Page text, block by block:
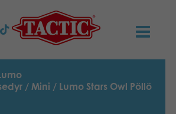
/ Mini / Lumo Stars Owl Pöllö